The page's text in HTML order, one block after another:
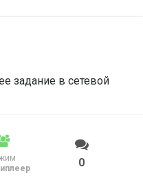
задание в сетевой
0